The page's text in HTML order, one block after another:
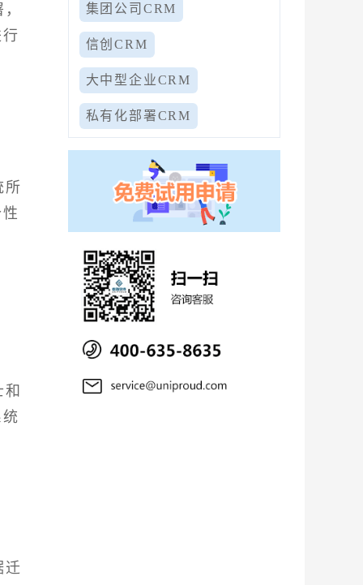
所
迁
集团公司CRM
信创CRM
大中型企业CRM
私有化部署CRM